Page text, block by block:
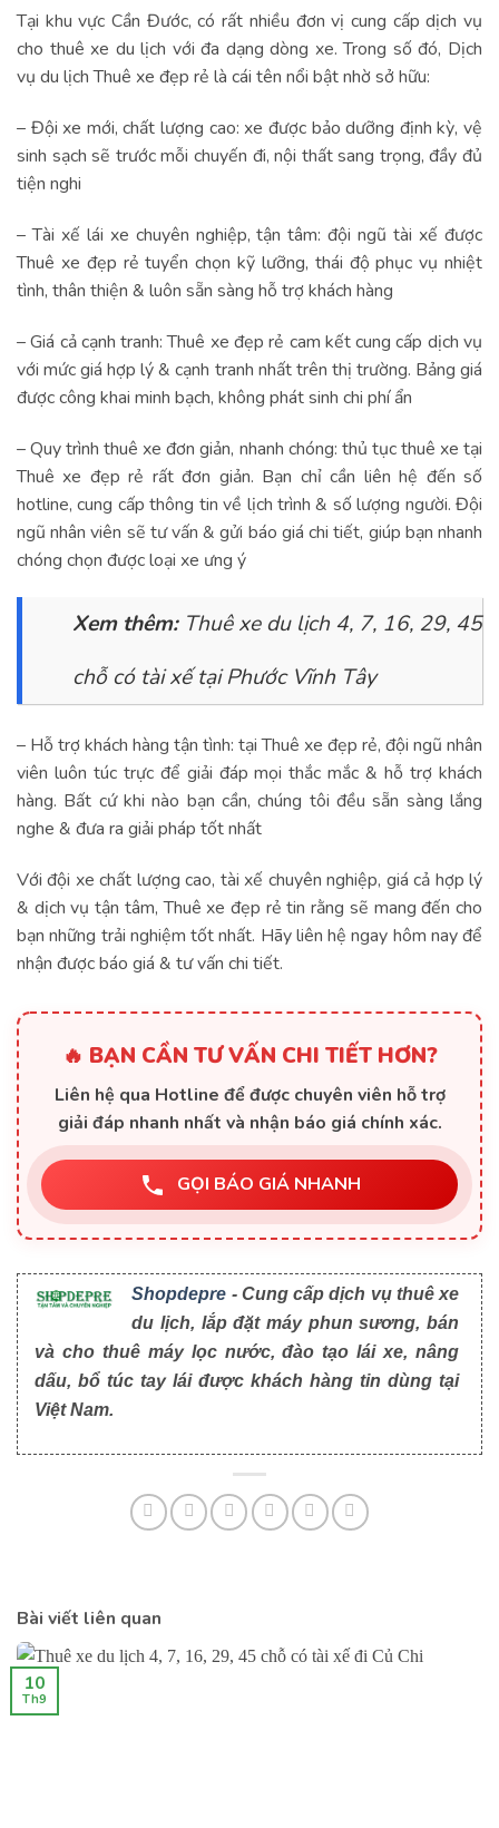
Tại khu vực Cần Đước, có rất nhiều đơn vị cung cấp dịch vụ
cho thuê xe du lịch với đa dạng dòng xe. Trong số đó, Dịch
vụ du lịch Thuê xe đẹp rẻ là cái tên nổi bật nhờ sở hữu:
– Đội xe mới, chất lượng cao: xe được bảo dưỡng định kỳ, vệ
sinh sạch sẽ trước mỗi chuyến đi, nội thất sang trọng, đầy đủ
tiện nghi
– Tài xế lái xe chuyên nghiệp, tận tâm: đội ngũ tài xế được
Thuê xe đẹp rẻ tuyển chọn kỹ lưỡng, thái độ phục vụ nhiệt
tình, thân thiện & luôn sẵn sàng hỗ trợ khách hàng
– Giá cả cạnh tranh: Thuê xe đẹp rẻ cam kết cung cấp dịch vụ
với mức giá hợp lý & cạnh tranh nhất trên thị trường. Bảng giá
được công khai minh bạch, không phát sinh chi phí ẩn
– Quy trình thuê xe đơn giản, nhanh chóng: thủ tục thuê xe tại
Thuê xe đẹp rẻ rất đơn giản. Bạn chỉ cần liên hệ đến số
hotline, cung cấp thông tin về lịch trình & số lượng người. Đội
ngũ nhân viên sẽ tư vấn & gửi báo giá chi tiết, giúp bạn nhanh
chóng chọn được loại xe ưng ý
Xem thêm: Thuê xe du lịch 4, 7, 16, 29, 45
chỗ có tài xế tại Phước Vĩnh Tây
– Hỗ trợ khách hàng tận tình: tại Thuê xe đẹp rẻ, đội ngũ nhân
viên luôn túc trực để giải đáp mọi thắc mắc & hỗ trợ khách
hàng. Bất cứ khi nào bạn cần, chúng tôi đều sẵn sàng lắng
nghe & đưa ra giải pháp tốt nhất
Với đội xe chất lượng cao, tài xế chuyên nghiệp, giá cả hợp lý
& dịch vụ tận tâm, Thuê xe đẹp rẻ tin rằng sẽ mang đến cho
bạn những trải nghiệm tốt nhất. Hãy liên hệ ngay hôm nay để
nhận được báo giá & tư vấn chi tiết.
🔥 BẠN CẦN TƯ VẤN CHI TIẾT HƠN?
Liên hệ qua Hotline để được chuyên viên hỗ trợ
giải đáp nhanh nhất và nhận báo giá chính xác.
GỌI BÁO GIÁ NHANH
Shopdepre - Cung cấp dịch vụ thuê xe
du lịch, lắp đặt máy phun sương, bán
và cho thuê máy lọc nước, đào tạo lái xe, nâng
dấu, bổ túc tay lái được khách hàng tin dùng tại
Việt Nam.
Bài viết liên quan
10
Th9